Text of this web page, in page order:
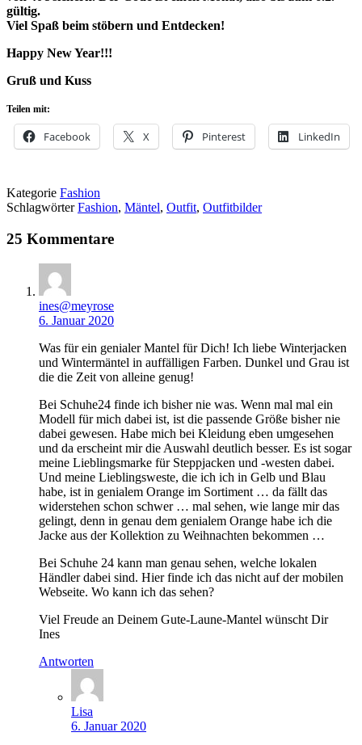
gültig.
Viel Spaß beim stöbern und Entdecken!
Happy New Year!!!
Gruß und Kuss
Teilen mit:
Facebook X Pinterest LinkedIn
Kategorie Fashion
SchlagwörterFashion, Mäntel, Outfit, Outfitbilder
25 Kommentare
ines@meyrose
6. Januar 2020
Was für ein genialer Mantel für Dich! Ich liebe Winterjacken
und Wintermäntel in auffälligen Farben. Dunkel und Grau ist
die die Zeit von alleine genug!
Bei Schuhe24 finde ich bisher nie was. Wenn mal mal ein
Modell für mich dabei ist, ist die passende Größe bisher nie
dabei gewesen. Habe mich bei Kleidung eben umgesehen
und da erscheint mir die Auswahl deutlich besser. Es ist sogar
meine Lieblingsmarke für Steppjacken und -westen dabei.
Und meine Lieblingsweste, die ich ich in Gelb und Blau
habe, ist in genialem Orange im Sortiment … da fällt das
widerstehen schon schwer … mal sehen, wie lange mir das
gelingt, denn in genau dem genialem Orange habe ich die
Jacke aus der Kollektion zu Weihnachten bekommen …
Bei Schuhe 24 kann man genau sehen, welche lokalen
Händler dabei sind. Hier finde ich das nicht auf der mobilen
Webseite. Wo kann ich das sehen?
Viel Freude an Deinem Gute-Laune-Mantel wünscht Dir
Ines
Antworten
Lisa
6. Januar 2020